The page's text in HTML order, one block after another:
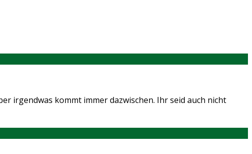
irgendwas kommt immer dazwischen. Ihr seid auch nicht